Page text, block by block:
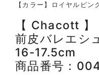
【カラー】ロイヤルピン
【 Chacott 】
前皮バレエシ
16-17.5cm
商品番号：